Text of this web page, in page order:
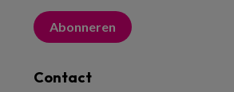
Abonneren
Contact